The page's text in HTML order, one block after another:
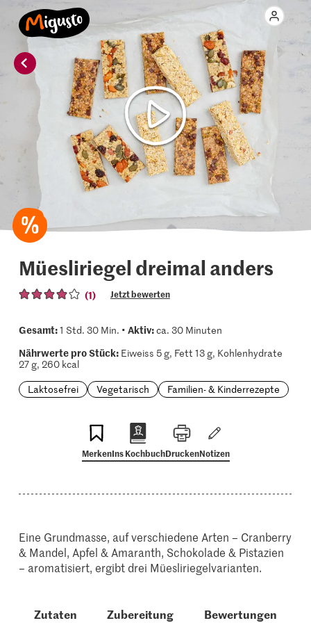
Müesliriegel dreimal anders
(1) Jetzt bewerten
Gesamt:1 Std. 30 Min. • Aktiv:ca. 30 Minuten
Nährwerte pro Stück:Eiweiss 5 g, Fett 13 g, Kohlenhydrate
27 g, 260 kcal
Laktosefrei
Vegetarisch Familien- & Kinderrezepte
MerkenIns KochbuchDruckenNotizen
Eine Grundmasse, auf verschiedene Arten – Cranberry
& Mandel, Apfel & Amaranth, Schokolade & Pistazien
– aromatisiert, ergibt drei Müesliriegelvarianten.
Zutaten Zubereitung Bewertungen